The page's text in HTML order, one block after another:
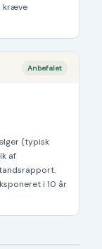
kræve
Anbefalet
(typisk
af
i 10 år